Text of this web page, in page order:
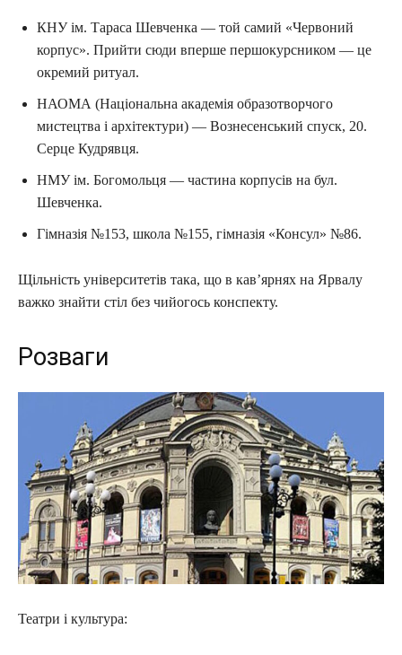
КНУ ім. Тараса Шевченка — той самий «Червоний
корпус». Прийти сюди вперше першокурсником — це
окремий ритуал.
НАОМА (Національна академія образотворчого
мистецтва і архітектури) — Вознесенський спуск, 20.
Серце Кудрявця.
НМУ ім. Богомольця — частина корпусів на бул.
Шевченка.
Гімназія №153, школа №155, гімназія «Консул» №86.
Щільність університетів така, що в кав’ярнях на Ярвалу
важко знайти стіл без чийогось конспекту.
Розваги
Театри і культура: